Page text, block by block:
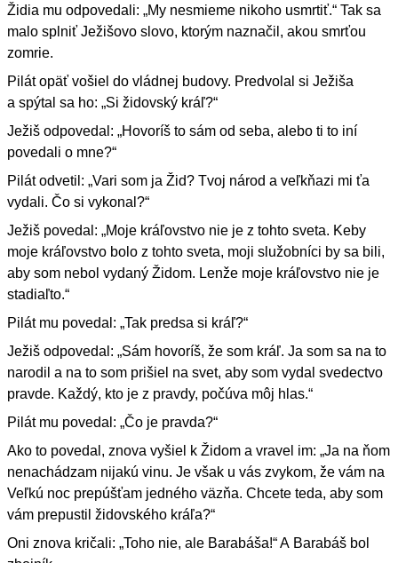
Židia mu odpovedali: „My nesmieme nikoho usmrtiť.“ Tak sa
malo splniť Ježišovo slovo, ktorým naznačil, akou smrťou
zomrie.
Pilát opäť vošiel do vládnej budovy. Predvolal si Ježiša
a spýtal sa ho: „Si židovský kráľ?“
Ježiš odpovedal: „Hovoríš to sám od seba, alebo ti to iní
povedali o mne?“
Pilát odvetil: „Vari som ja Žid? Tvoj národ a veľkňazi mi ťa
vydali. Čo si vykonal?“
Ježiš povedal: „Moje kráľovstvo nie je z tohto sveta. Keby
moje kráľovstvo bolo z tohto sveta, moji služobníci by sa bili,
aby som nebol vydaný Židom. Lenže moje kráľovstvo nie je
stadiaľto.“
Pilát mu povedal: „Tak predsa si kráľ?“
Ježiš odpovedal: „Sám hovoríš, že som kráľ. Ja som sa na to
narodil a na to som prišiel na svet, aby som vydal svedectvo
pravde. Každý, kto je z pravdy, počúva môj hlas.“
Pilát mu povedal: „Čo je pravda?“
Ako to povedal, znova vyšiel k Židom a vravel im: „Ja na ňom
nenachádzam nijakú vinu. Je však u vás zvykom, že vám na
Veľkú noc prepúšťam jedného väzňa. Chcete teda, aby som
vám prepustil židovského kráľa?“
Oni znova kričali: „Toho nie, ale Barabáša!“ A Barabáš bol